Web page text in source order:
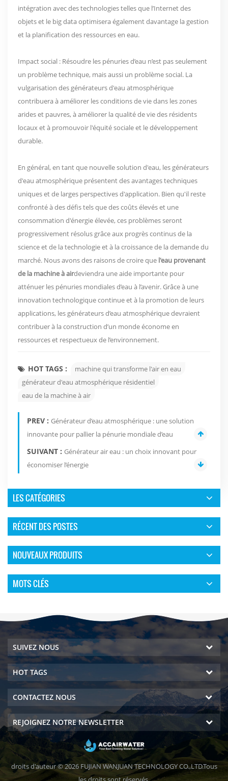
intégration avec des technologies telles que l’Internet des
objets et le big data optimisera également davantage la gestion
et la planification des ressources en eau.
Impact social : Résoudre les pénuries d’eau n’est pas seulement
un problème technique, mais aussi un problème social. La
vulgarisation des générateurs d'eau atmosphérique
contribuera à améliorer les conditions de vie dans les zones
arides et pauvres, à améliorer la qualité de vie des résidents
locaux et à promouvoir l'équité sociale et le développement
durable.
En général, en tant que nouvelle solution d'eau, les générateurs
d'eau atmosphérique présentent des avantages techniques
uniques et de larges perspectives d'application. Bien qu'il reste
confronté à des défis tels que des coûts élevés et une
consommation d'énergie élevée, ces problèmes seront
progressivement résolus grâce aux progrès continus de la
science et de la technologie et à la croissance de la demande du
marché. Nous avons des raisons de croire que l'eau provenant
de la machine à airdeviendra une aide importante pour
atténuer les pénuries mondiales d’eau à l’avenir. Grâce à une
innovation technologique continue et à la promotion de leurs
applications, les générateurs d’eau atmosphérique devraient
contribuer à la construction d’un monde économe en
ressources et respectueux de l’environnement.
HOT TAGS :
machine qui transforme l'air en eau
générateur d'eau atmosphérique résidentiel
eau de la machine à air
PREV : Générateur d’eau atmosphérique : une solution
innovante pour pallier la pénurie mondiale d’eau
SUIVANT : Générateur air eau : un choix innovant pour
économiser l’énergie
LES CATÉGORIES
RÉCENT DES POSTES
NOUVEAUX PRODUITS
MOTS CLÉS
SUIVEZ NOUS
HOT TAGS
CONTACTEZ NOUS
REJOIGNEZ NOTRE NEWSLETTER
droits d'auteur © 2026 FUJIAN WANJUAN TECHNOLOGY CO.,LTD.Tous